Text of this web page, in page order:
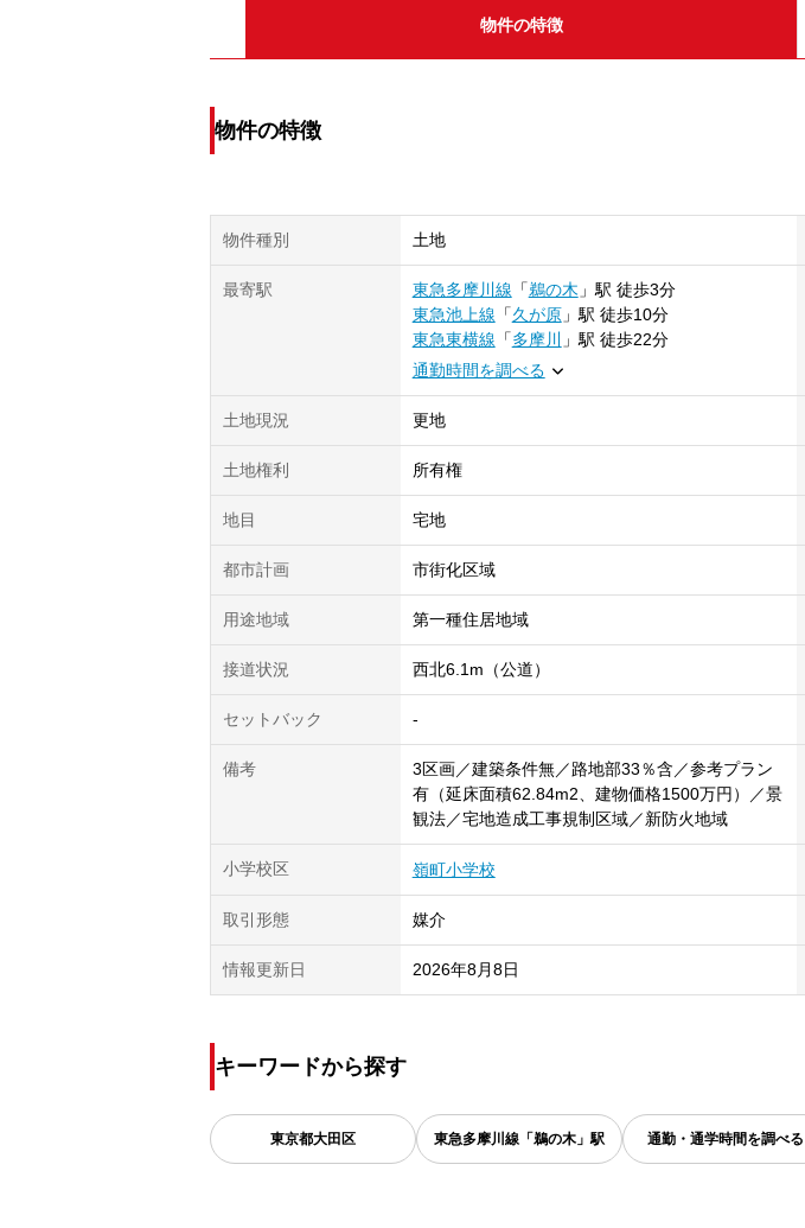
物件の特徴
物件の特徴
物件種別 土地
最寄駅 東急多摩川線 「鵜の木 」駅 徒歩3分
東急池上線 「久が原」駅 徒歩10分
東急東横線 「多摩川 」駅 徒歩22分
通勤時間を調べる
土地現況 更地
土地権利 所有権
地目 宅地
都市計画 市街化区域
用途地域 第一種住居地域
接道状況 西北6.1m（公道）
セットバック -
備考
3区画／建築条件無／路地部33％含／参考プラン
有（延床面積62.84m2、建物価格1500万円）／景
観法／宅地造成工事規制区域／新防火地域
小学校区 嶺町小学校
取引形態 媒介
情報更新日 2026年8月8日
キーワードから探す
東京都大田区 東急多摩川線「鵜の木」駅 通勤・通学時間を調べる